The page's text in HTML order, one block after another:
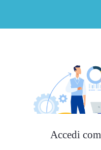
Accedi